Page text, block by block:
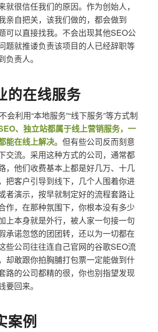
就很信任我们的原因。作为创始人，
亲自把关，该我们做的，都会做到
可以直接找我。不会出现其他SEO公
题就推诿负责该项目的人已经辞职等
负责人。
的在线服务
会利用“本地服务”“线下服务”等方式制
、独立站都属于线上营销服务，一
能在线上解决。但有些公司反而刻意
交流。采用这种方式的公司，通常都
，他们收费基本上都是好几万、十几
把客户引导到线下，几个人围着你进
者演示，按早就制定好的流程套路让
作，在那种氛围下，你根本没有多少
上本身就是外行，被人家一句接一句
承诺忽悠的团团转，还以为一切都在
些公司往往连自己官网的谷歌SEO流
却敢跟你拍胸脯打包票一定能做到什
路的公司都精的很，你也别指望发现
要回来。
案例